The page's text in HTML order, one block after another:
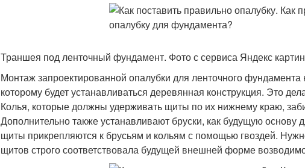
Траншея под ленточный фундамент. Фото с сервиса Яндекс
Монтаж запроектированной опалубки для ленточного
которому будет устанавливаться деревянная конструкция. Это
Колья, которые должны удерживать щиты по их нижнему краю,
Дополнительно также устанавливают бруски, как будущую
щиты прикрепляются к брусьям и кольям с помощью гвоздей.
щитов строго соответствовала будущей внешней форме